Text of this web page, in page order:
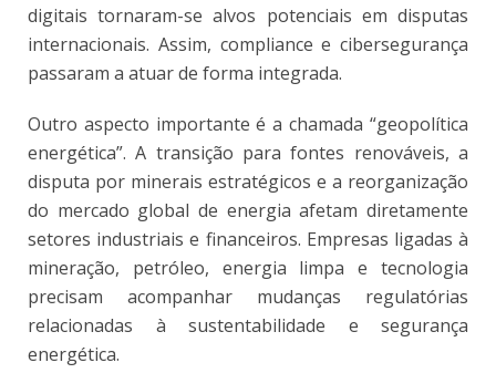
digitais tornaram-se alvos potenciais em disputas
internacionais. Assim, compliance e cibersegurança
passaram a atuar de forma integrada.
Outro aspecto importante é a chamada “geopolítica
energética”. A transição para fontes renováveis, a
disputa por minerais estratégicos e a reorganização
do mercado global de energia afetam diretamente
setores industriais e financeiros. Empresas ligadas à
mineração, petróleo, energia limpa e tecnologia
precisam acompanhar mudanças regulatórias
relacionadas à sustentabilidade e segurança
energética.